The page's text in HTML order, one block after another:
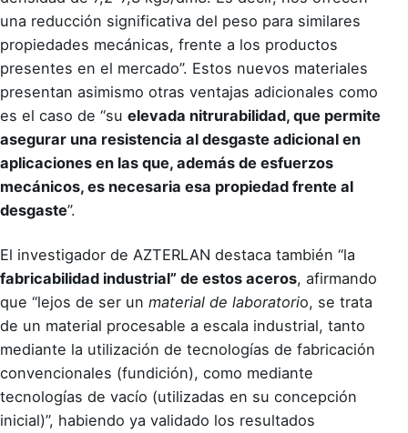
una reducción significativa del peso para similares
propiedades mecánicas, frente a los productos
presentes en el mercado”. Estos nuevos materiales
presentan asimismo otras ventajas adicionales como
es el caso de “su elevada nitrurabilidad, que permite
asegurar una resistencia al desgaste adicional en
aplicaciones en las que, además de esfuerzos
mecánicos, es necesaria esa propiedad frente al
desgaste”.
El investigador de AZTERLAN destaca también “la
fabricabilidad industrial” de estos aceros, afirmando
que “lejos de ser un material de laboratorio, se trata
de un material procesable a escala industrial, tanto
mediante la utilización de tecnologías de fabricación
convencionales (fundición), como mediante
tecnologías de vacío (utilizadas en su concepción
inicial)”, habiendo ya validado los resultados